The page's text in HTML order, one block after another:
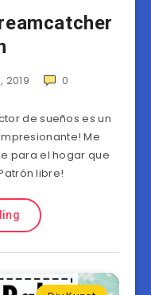
2019 0
de sueños es un
Me
para el hogar que
libre!